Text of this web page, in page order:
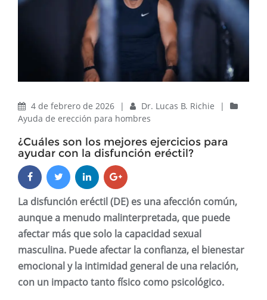
4 de febrero de 2026 | Dr. Lucas B. Richie
|
Ayuda de erección para hombres
¿Cuáles son los mejores ejercicios para
ayudar con la disfunción eréctil?
La disfunción eréctil (DE) es una afección común,
aunque a menudo malinterpretada, que puede
afectar más que solo la capacidad sexual
masculina. Puede afectar la confianza, el bienestar
emocional y la intimidad general de una relación,
con un impacto tanto físico como psicológico.